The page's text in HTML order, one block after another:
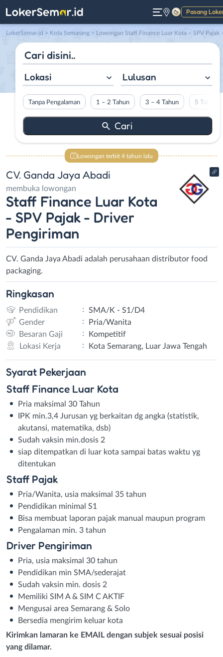
Pasang
Gelap
LokerSemar.id > Kota Semarang > Lowongan Staff Finance Luar Kota – SPV Pajak – Driver Pengiriman di CV. Ganda Jaya
Lokasi Lulusan
Tanpa Pengalaman 1 – 2 Tahun 3 – 4 Tahun 5 Tahun
Lowongan terbit 4 tahun lalu
CV. Ganda Jaya Abadi
membuka lowongan
Staff Finance Luar Kota
- SPV Pajak - Driver
Pengiriman
CV. Ganda Jaya Abadi adalah perusahaan distributor food
packaging.
Ringkasan
Pendidikan :
SMA/K - S1/D4
Gender
:
Pria/Wanita
Besaran Gaji
:
Kompetitif
Lokasi Kerja
: Kota Semarang, Luar Jawa Tengah
Syarat Pekerjaan
Staff Finance Luar Kota
Pria maksimal 30 Tahun
IPK min.3,4 Jurusan yg berkaitan dg angka (statistik,
akutansi, matematika, dsb)
Sudah vaksin min.dosis 2
siap ditempatkan di luar kota sampai batas waktu yg
ditentukan
Staff Pajak
Pria/Wanita, usia maksimal 35 tahun
Pendidikan minimal S1
Bisa membuat laporan pajak manual maupun program
Pengalaman min. 3 tahun
Driver Pengiriman
Pria, usia maksimal 30 tahun
Pendidikan min SMA/sederajat
Sudah vaksin min. dosis 2
Memiliki SIM A & SIM C AKTIF
Mengusai area Semarang & Solo
Bersedia mengirim keluar kota
Kirimkan lamaran ke EMAIL dengan subjek sesuai posisi
yang dilamar.